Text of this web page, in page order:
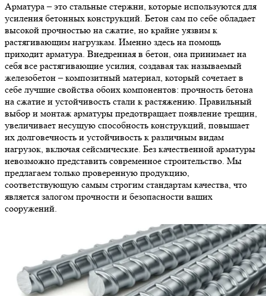
Арматура – это стальные стержни, которые используются для
усиления бетонных конструкций. Бетон сам по себе обладает
высокой прочностью на сжатие, но крайне уязвим к
растягивающим нагрузкам. Именно здесь на помощь
приходит арматура. Внедренная в бетон, она принимает на
себя все растягивающие усилия, создавая так называемый
железобетон – композитный материал, который сочетает в
себе лучшие свойства обоих компонентов: прочность бетона
на сжатие и устойчивость стали к растяжению. Правильный
выбор и монтаж арматуры предотвращает появление трещин,
увеличивает несущую способность конструкций, повышает
их долговечность и устойчивость к различным видам
нагрузок, включая сейсмические. Без качественной арматуры
невозможно представить современное строительство. Мы
предлагаем только проверенную продукцию,
соответствующую самым строгим стандартам качества, что
является залогом прочности и безопасности ваших
сооружений.